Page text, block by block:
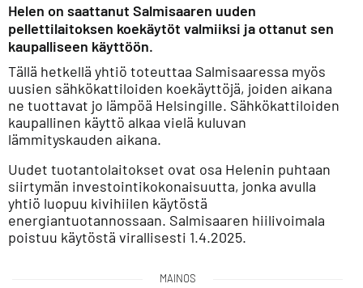
Helen on saattanut Salmisaaren uuden
pellettilaitoksen koekäytöt valmiiksi ja ottanut sen
kaupalliseen käyttöön.
Tällä hetkellä yhtiö toteuttaa Salmisaaressa myös
uusien sähkökattiloiden koekäyttöjä, joiden aikana
ne tuottavat jo lämpöä Helsingille. Sähkökattiloiden
kaupallinen käyttö alkaa vielä kuluvan
lämmityskauden aikana.
Uudet tuotantolaitokset ovat osa Helenin puhtaan
siirtymän investointikokonaisuutta, jonka avulla
yhtiö luopuu kivihiilen käytöstä
energiantuotannossaan. Salmisaaren hiilivoimala
poistuu käytöstä virallisesti 1.4.2025.
MAINOS